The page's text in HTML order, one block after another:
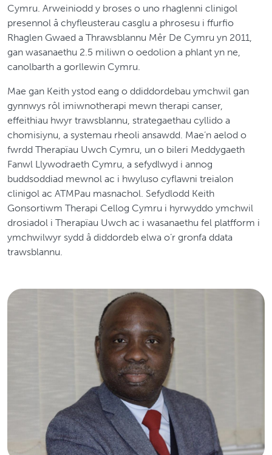
Cymru. Arweiniodd y broses o uno rhaglenni clinigol
presennol â chyfleusterau casglu a phrosesu i ffurfio
Rhaglen Gwaed a Thrawsblannu Mêr De Cymru yn 2011,
gan wasanaethu 2.5 miliwn o oedolion a phlant yn ne,
canolbarth a gorllewin Cymru.
Mae gan Keith ystod eang o ddiddordebau ymchwil gan
gynnwys rôl imiwnotherapi mewn therapi canser,
effeithiau hwyr trawsblannu, strategaethau cyllido a
chomisiynu, a systemau rheoli ansawdd. Mae’n aelod o
fwrdd Therapïau Uwch Cymru, un o bileri Meddygaeth
Fanwl Llywodraeth Cymru, a sefydlwyd i annog
buddsoddiad mewnol ac i hwyluso cyflawni treialon
clinigol ac ATMPau masnachol. Sefydlodd Keith
Gonsortiwm Therapi Cellog Cymru i hyrwyddo ymchwil
drosiadol i Therapïau Uwch ac i wasanaethu fel platfform i
ymchwilwyr sydd â diddordeb elwa o’r gronfa ddata
trawsblannu.